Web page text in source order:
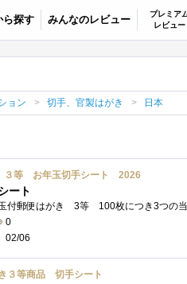
ら探す みんなのレビュー
プレミア
レビュー
ョン 切手、官製はがき 日本
３等 お年玉切手シート 2026
ート
0
02/06
３等商品 切手シート